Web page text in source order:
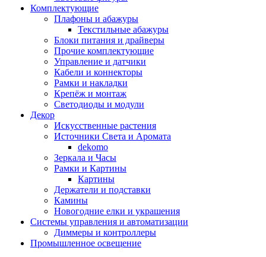
Комплектующие
Плафоны и абажуры
Текстильные абажуры
Блоки питания и драйверы
Прочие комплектующие
Управление и датчики
Кабели и коннекторы
Рамки и накладки
Крепёж и монтаж
Светодиоды и модули
Декор
Искусственные растения
Источники Света и Аромата
dekomo
Зеркала и Часы
Рамки и Картины
Картины
Держатели и подставки
Камины
Новогодние елки и украшения
Системы управления и автоматизации
Диммеры и контроллеры
Промышленное освещение